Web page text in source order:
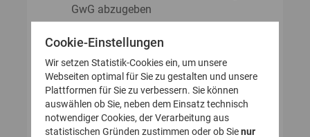
GwG abzugeben
GwG zu stellen
So legen Sie Ihr Nutzerkonto für
das Transparenzregister an
Cookie-Einstellungen
Wir setzen Statistik-Cookies ein, um unsere
Webseiten optimal für Sie zu gestalten und unsere
Plattformen für Sie zu verbessern. Sie können
auswählen ob Sie, neben dem Einsatz technisch
notwendiger Cookies, der Verarbeitung aus
statistischen Gründen zustimmen oder ob Sienur